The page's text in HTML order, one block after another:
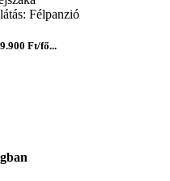
Félpanzió
Ft/fő...